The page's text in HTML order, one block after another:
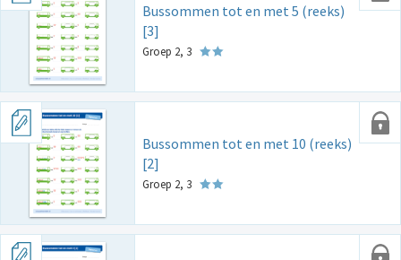
Bussommen tot en met 5 (reeks)
[3]
Groep 2, 3
Bussommen tot en met 10 (reeks)
[2]
Groep 2, 3